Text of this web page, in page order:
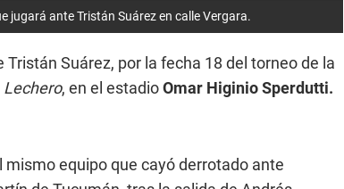
jugará ante Tristán Suárez en calle Vergara.
Suárez, por la fecha 18 del torneo de la
Lechero, en el estadioOmar Higinio Sperdutti.
mismo equipo que cayó derrotado ante